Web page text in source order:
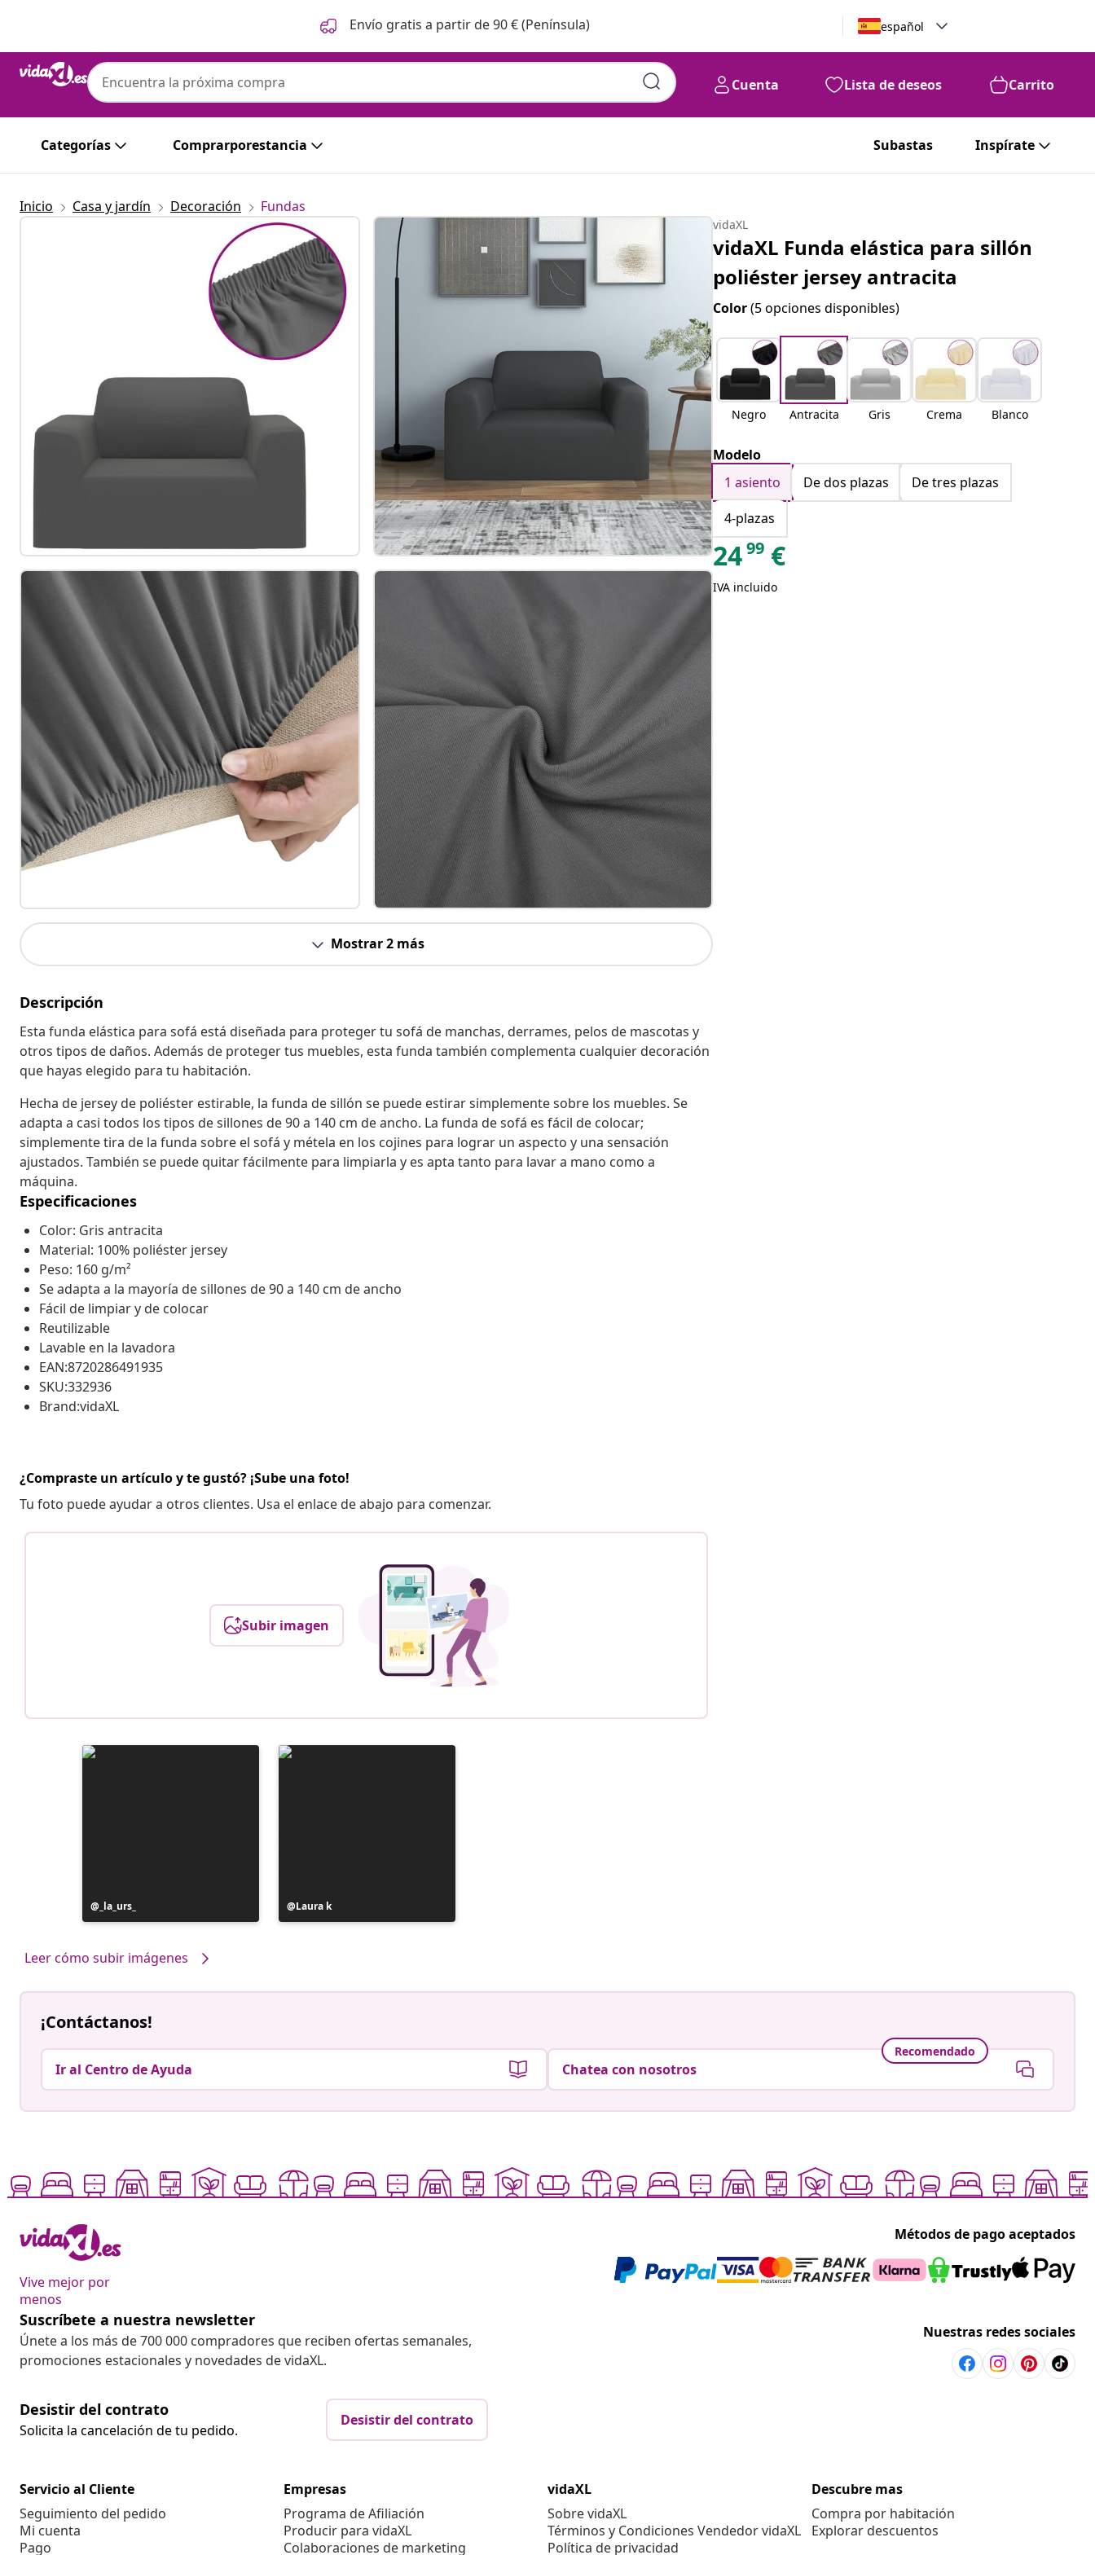
Envío gratis a partir de 90 € (Península) español
Cuenta Lista de deseos Carrito
Categorías Comprarporestancia Subastas Inspírate
Inicio Casa y jardín Decoración Fundas
Mostrar 2 más
Descripción
Esta funda elástica para sofá está diseñada para proteger tu sofá de manchas, derrames, pelos de mascotas y
otros tipos de daños. Además de proteger tus muebles, esta funda también complementa cualquier decoración
que hayas elegido para tu habitación.
Hecha de jersey de poliéster estirable, la funda de sillón se puede estirar simplemente sobre los muebles. Se
adapta a casi todos los tipos de sillones de 90 a 140 cm de ancho. La funda de sofá es fácil de colocar;
simplemente tira de la funda sobre el sofá y métela en los cojines para lograr un aspecto y una sensación
ajustados. También se puede quitar fácilmente para limpiarla y es apta tanto para lavar a mano como a
máquina.
Especificaciones
Color: Gris antracita
Material: 100% poliéster jersey
Peso: 160 g/m²
Se adapta a la mayoría de sillones de 90 a 140 cm de ancho
Fácil de limpiar y de colocar
Reutilizable
Lavable en la lavadora
EAN:8720286491935
SKU:332936
Brand:vidaXL
¿Compraste un artículo y te gustó? ¡Sube una foto!
Tu foto puede ayudar a otros clientes. Usa el enlace de abajo para comenzar.
Subir imagen
Publicación
realizada
_la_urs_
Publicación
realizada
Laura k
Leer cómo subir imágenes
vidaXL
vidaXL Funda elástica para sillón
poliéster jersey antracita
Color(5 opciones disponibles)
Negro Antracita Gris Crema Blanco
Modelo
1 asiento
De dos plazas
De tres plazas
4-plazas
2499 €
IVA incluido
¡Contáctanos!
Ir al Centro de Ayuda
Recomendado
Chatea con nosotros
Vive mejor por
menos
Métodos de pago aceptados
Suscríbete a nuestra newsletter
Únete a los más de 700 000 compradores que reciben ofertas semanales,
promociones estacionales y novedades de vidaXL.
Nuestras redes sociales
Desistir del contrato
Solicita la cancelación de tu pedido.
Desistir del contrato
Servicio al Cliente
Seguimiento del pedido
Mi cuenta
Pago
Empresas
Programa de Afiliación
Producir para vidaXL
Colaboraciones de marketing
vidaXL
Sobre vidaXL
Términos y Condiciones Vendedor vidaXL
Política de privacidad
Descubre mas
Compra por habitación
Explorar descuentos